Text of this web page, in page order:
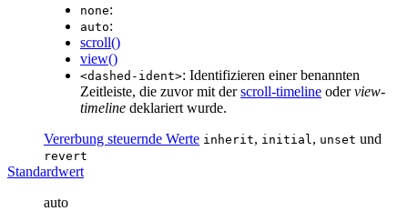
none:
auto:
scroll()
view()
<dashed-ident>: Identifizieren einer benannten
Zeitleiste, die zuvor mit derscroll-timeline oderview-
timeline deklariert wurde.
Vererbung steuernde Werte inherit, initial , unset und
revert
Standardwert
auto